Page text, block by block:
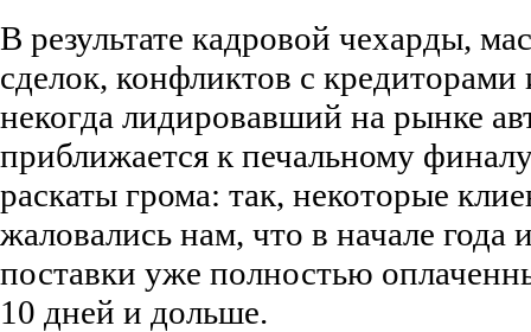
В результате кадровой чехарды,
сделок, конфликтов с
некогда лидировавший на рынке
приближается к печальному
раскаты грома: так, некоторые
жаловались нам, что в начале
поставки уже полностью
10 дней и дольше.